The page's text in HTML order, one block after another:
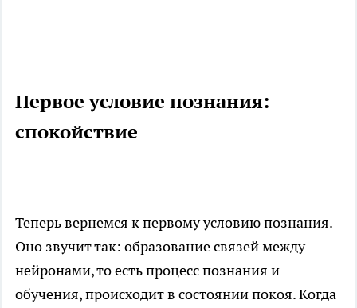
Первое условие познания:
спокойствие
Теперь вернемся к первому условию познания.
Оно звучит так: образование связей между
нейронами, то есть процесс познания и
обучения, происходит в состоянии покоя. Когда